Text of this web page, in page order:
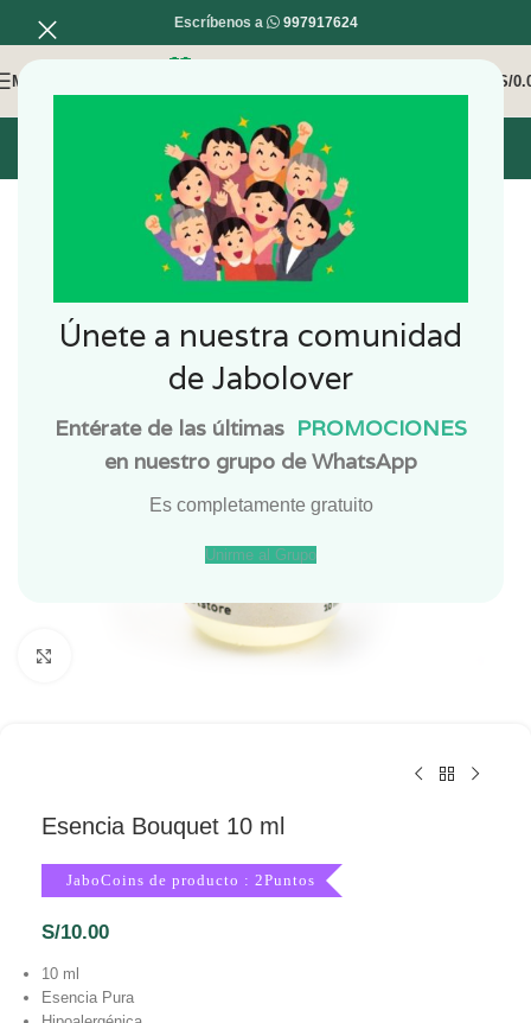
Únete a nuestra comunidad
de Jabolover
Entérate de las últimas PROMOCIONES
en nuestro grupo de WhatsApp
Es completamente gratuito
Unirme al Grupo
Escríbenos a 997917624
MENÚ S/
INICIO MI COMPRA MI CUENTA
Haga Click para agrandar
Esencia Bouquet 10 ml
JaboCoins de producto : 2Puntos
S/10.00
10 ml
Esencia Pura